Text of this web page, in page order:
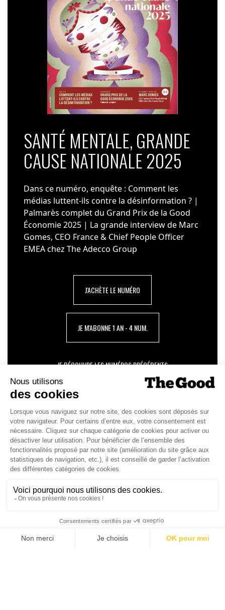
SANTÉ MENTALE, GRANDE
CAUSE NATIONALE 2025
Dans ce numéro, enquête : Comment les
médias luttent-ils contre la désinformation ? |
Palmarès complet du Grand Prix de la Good
Économie 2025 | La grande interview de Marc
Gomes, CEO France & Chief People Officer
EMEA chez The Adecco Group
J'ACHÈTE LE NUMÉRO
JE M'ABONNE 1 AN - 4 NUM.
JE DÉCOUVRE LES NUMÉROS PRÉCÉDENTS
Je suis déjà abonné(e) :
version digitale
SUIVEZ-NOUS